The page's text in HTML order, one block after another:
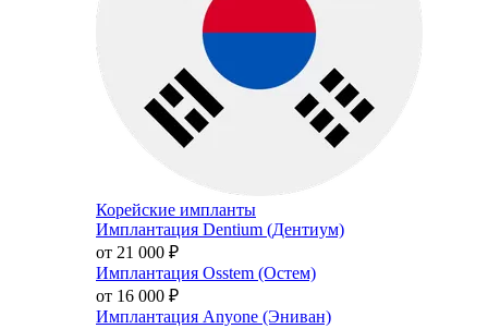
Корейские импланты
Имплантация Dentium (Дентиум)
от 21 000 ₽
Имплантация Osstem (Остем)
от 16 000 ₽
Имплантация Anyone (Эниван)